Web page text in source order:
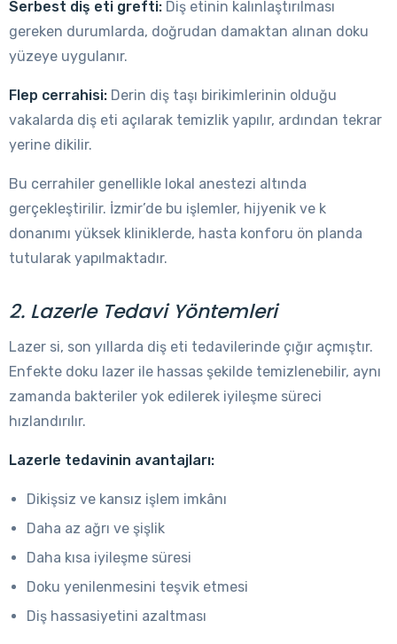
Serbest diş eti grefti: Diş etinin kalınlaştırılması
gereken durumlarda, doğrudan damaktan alınan doku
yüzeye uygulanır.
Flep cerrahisi: Derin diş taşı birikimlerinin olduğu
vakalarda diş eti açılarak temizlik yapılır, ardından tekrar
yerine dikilir.
Bu cerrahiler genellikle lokal anestezi altında
gerçekleştirilir. İzmir’de bu işlemler, hijyenik ve k
donanımı yüksek kliniklerde, hasta konforu ön planda
tutularak yapılmaktadır.
2. Lazerle Tedavi Yöntemleri
Lazer si, son yıllarda diş eti tedavilerinde çığır açmıştır.
Enfekte doku lazer ile hassas şekilde temizlenebilir, aynı
zamanda bakteriler yok edilerek iyileşme süreci
hızlandırılır.
Lazerle tedavinin avantajları:
Dikişsiz ve kansız işlem imkânı
Daha az ağrı ve şişlik
Daha kısa iyileşme süresi
Doku yenilenmesini teşvik etmesi
Diş hassasiyetini azaltması